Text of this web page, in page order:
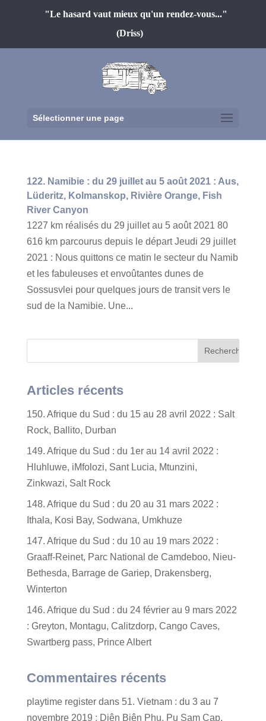
"Le hasard vaut mieux qu'un rendez-vous..."
(Driss)
Sélectionner une page
122. Namibie : du 29 juillet au 5 août 2021 : Aus,
Lüderitz, Kolmanskop, Rivière Orange, Fish
River Canyon
1227 km réalisés du 29 juillet au 5 août 2021 80
616 km parcourus depuis le départ Jeudi 29 juillet
2021 : Nous quittons ce matin le secteur du Namib
et les fabuleuses et envoûtantes dunes de
Sossusvlei pour quelques jours de transit vers le
sud de la Namibie. Une...
Articles récents
150. Afrique du Sud : du 15 au 28 avril 2022 : Salt
Rock, Ballito, Durban
149. Afrique du Sud : du 1er au 14 avril 2022 :
Hluhluwe, iMfolozi, Sant Lucia, Mtunzini,
Zinkwazi, Salt Rock
148. Afrique du Sud : du 20 au 31 mars 2022 :
Ithala, Kosi Bay, Sodwana, Umkhuze
147. Afrique du Sud : du 10 au 19 mars 2022 :
Graaff-Reinet, Parc National de Camdeboo, Nieu-
Bethesda, Barrage de Gariep, Drakensberg,
Winterton
146. Afrique du Sud : du 24 février au 9 mars 2022
: Greyton, Montagu, Calitzdorp, Cango Caves,
Swartberg pass, Prince Albert
Commentaires récents
playtime registerdans 51. Vietnam : du 3 au 7
novembre 2019 : Diên Biên Phu, Pu Sam Cap,